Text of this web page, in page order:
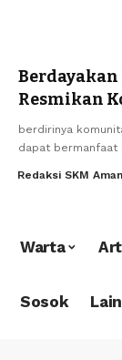
Berdayakan
Resmikan
berdirinya
dapat bermanfaat
Redaksi SKM
Warta
Sosok